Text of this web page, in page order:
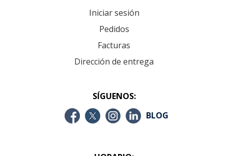
Iniciar sesión
Pedidos
Facturas
Dirección de entrega
SÍGUENOS:
BLOG